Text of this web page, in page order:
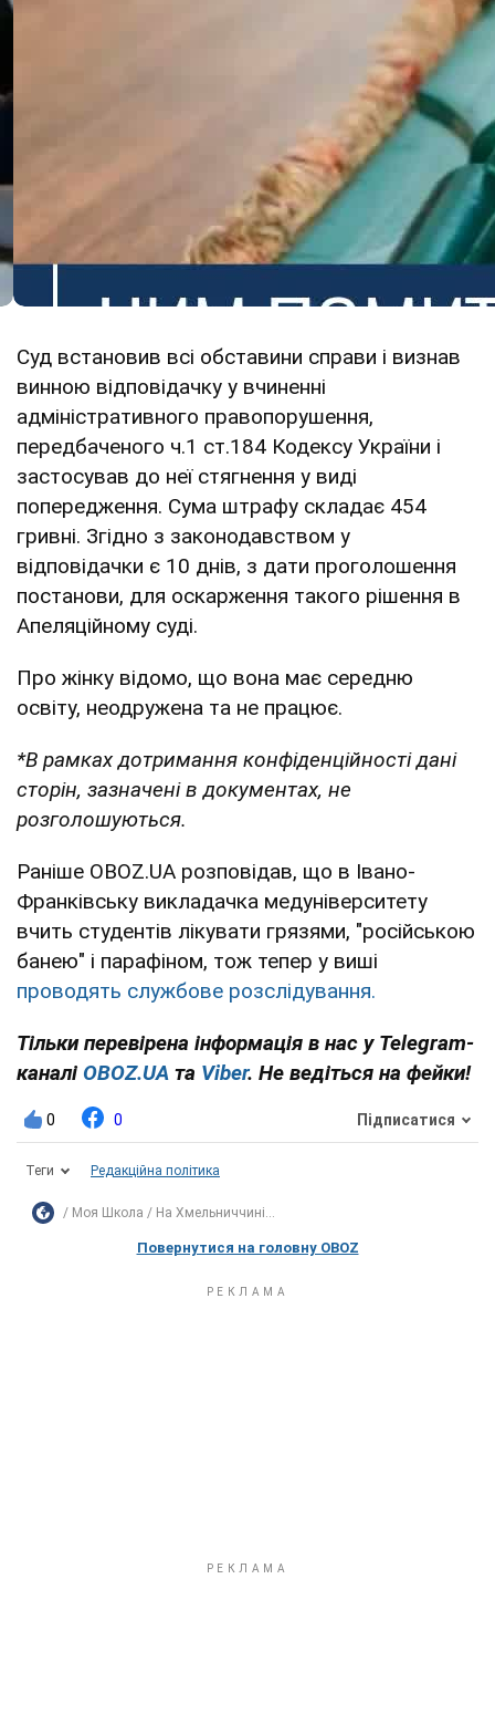
Суд встановив всі обставини справи і визнав
винною відповідачку у вчиненні
адміністративного правопорушення,
передбаченого ч.1 ст.184 Кодексу України і
застосував до неї стягнення у виді
попередження. Сума штрафу складає 454
гривні. Згідно з законодавством у
відповідачки є 10 днів, з дати проголошення
постанови, для оскарження такого рішення в
Апеляційному суді.
Про жінку відомо, що вона має середню
освіту, неодружена та не працює.
*В рамках дотримання конфіденційності дані
сторін, зазначені в документах, не
розголошуються.
Раніше OBOZ.UA розповідав, що в Івано-
Франківську викладачка медуніверситету
вчить студентів лікувати грязями, "російською
банею" і парафіном, тож тепер у виші
проводять службове розслідування.
Тільки перевірена інформація в нас у Telegram-
каналі OBOZ.UA та Viber. Не ведіться на фейки!
0 0 Підписатися
Теги Редакційна політика
Моя Школа На Хмельниччині...
Повернутися на головну OBOZ